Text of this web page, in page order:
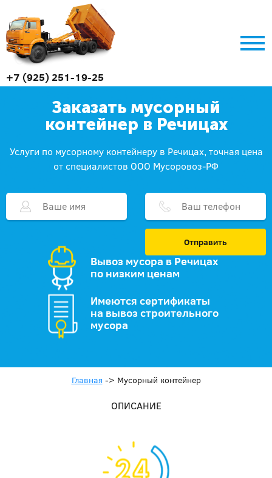
+7 (925) 251-19-25
Заказать мусорный
контейнер в Речицах
Услуги по мусорному контейнеру в Речицах, точная цена
от специалистов ООО Мусоровоз-РФ
Отправить
Вывоз мусора в Речицах
по низким ценам
Имеются сертификаты
на вывоз строительного
мусора
Главная -> Мусорный контейнер
ОПИСАНИЕ